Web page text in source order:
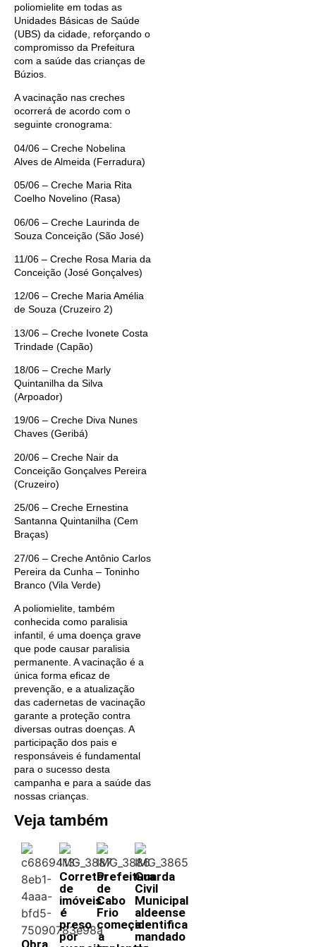
poliomielite em todas as
Unidades Básicas de Saúde
(UBS) da cidade, reforçando o
compromisso da Prefeitura
com a saúde das crianças de
Búzios.
A vacinação nas creches
ocorrerá de acordo com o
seguinte cronograma:
04/06 – Creche Nobelina
Alves de Almeida (Ferradura)
05/06 – Creche Maria Rita
Coelho Novelino (Rasa)
06/06 – Creche Laurinda de
Souza Conceição (São José)
11/06 – Creche Rosa Maria da
Conceição (José Gonçalves)
12/06 – Creche Maria Amélia
de Souza (Cruzeiro 2)
13/06 – Creche Ivonete Costa
Trindade (Capão)
18/06 – Creche Marly
Quintanilha da Silva
(Arpoador)
19/06 – Creche Diva Nunes
Chaves (Geribá)
20/06 – Creche Nair da
Conceição Gonçalves Pereira
(Cruzeiro)
25/06 – Creche Ernestina
Santanna Quintanilha (Cem
Braças)
27/06 – Creche Antônio Carlos
Pereira da Cunha – Toninho
Branco (Vila Verde)
A poliomielite, também
conhecida como paralisia
infantil, é uma doença grave
que pode causar paralisia
permanente. A vacinação é a
única forma eficaz de
prevenção, e a atualização
das cadernetas de vacinação
garante a proteção contra
diversas outras doenças. A
participação dos pais e
responsáveis é fundamental
para o sucesso desta
campanha e para a saúde das
nossas crianças.
Veja também
Corretor
de
imóveis
é
preso
por
Prefeitura
de
Cabo
Frio
começa
a
Guarda
Civil
Municipal
aldeense
identifica
mandado